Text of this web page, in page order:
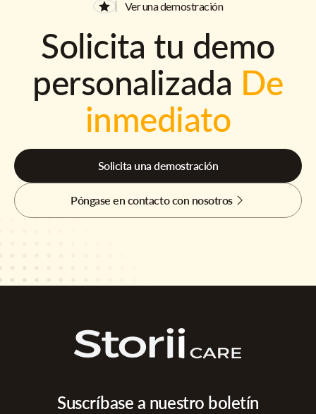
Ver una demostración
Solicita tu demo
personalizada De
inmediato
Solicita una demostración
Póngase en contacto con nosotros
Suscríbase a nuestro boletín